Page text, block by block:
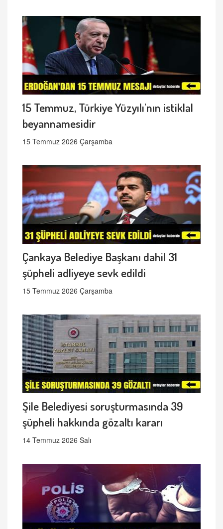
15 Temmuz, Türkiye Yüzyılı'nın istiklal
beyannamesidir
15 Temmuz 2026 Çarşamba
Çankaya Belediye Başkanı dahil 31
şüpheli adliyeye sevk edildi
15 Temmuz 2026 Çarşamba
Şile Belediyesi soruşturmasında 39
şüpheli hakkında gözaltı kararı
14 Temmuz 2026 Salı